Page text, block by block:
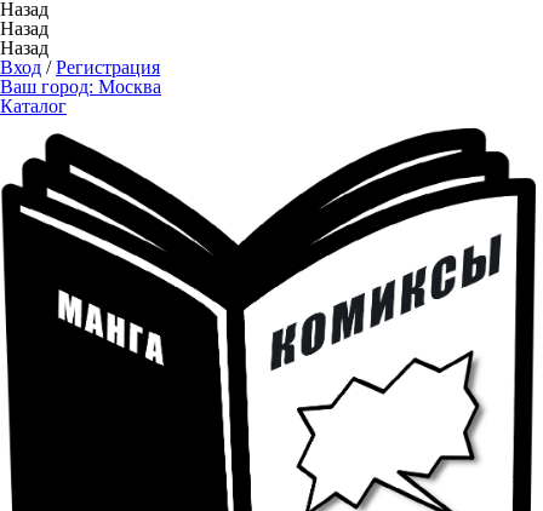
Назад
Назад
Назад
Вход /Регистрация
Ваш город: Москва
Каталог